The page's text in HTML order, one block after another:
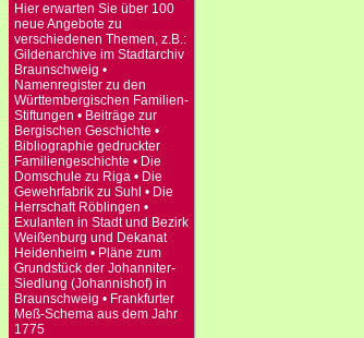
Hier erwarten Sie über 100
neue Angebote zu
verschiedenen Themen, z.B.:
Gildenarchive im Stadtarchiv
Braunschweig •
Namenregister zu den
Württembergischen Familien-
Stiftungen • Beiträge zur
Bergischen Geschichte •
Bibliographie gedruckter
Familiengeschichte • Die
Domschule zu Riga • Die
Gewehrfabrik zu Suhl • Die
Herrschaft Röblingen •
Exulanten in Stadt und Bezirk
Weißenburg und Dekanat
Heidenheim • Pläne zum
Grundstück der Johanniter-
Siedlung (Johannishof) in
Braunschweig • Frankfurter
Meß-Schema aus dem Jahr
1775